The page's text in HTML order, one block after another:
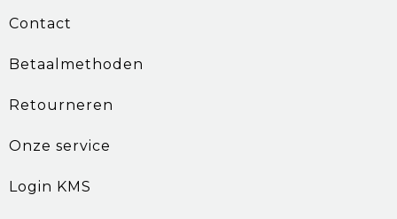
Contact
Betaalmethoden
Retourneren
Onze service
Login KMS